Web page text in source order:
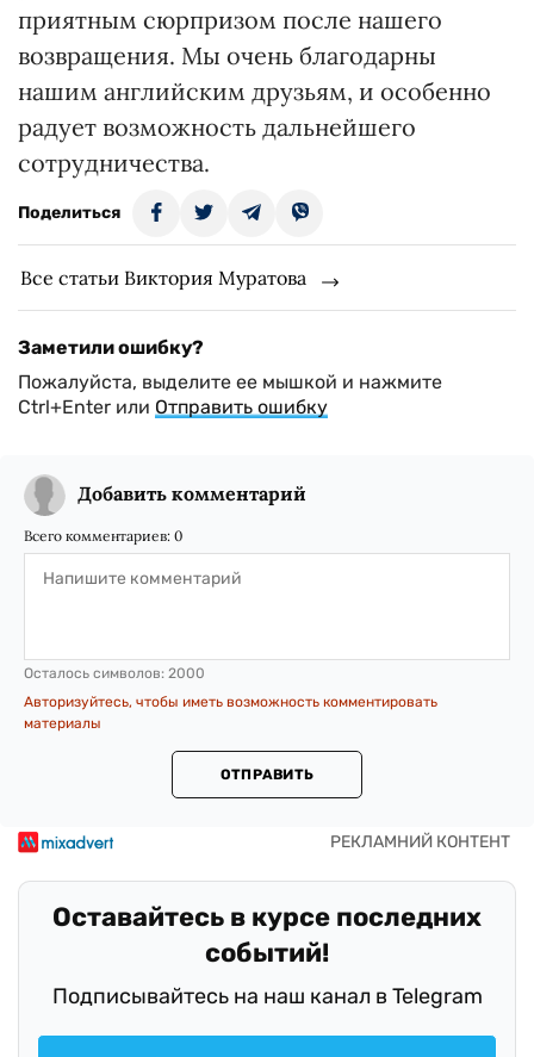
приятным сюрпризом после нашего
возвращения. Мы очень благодарны
нашим английским друзьям, и особенно
радует возможность дальнейшего
сотрудничества.
Поделиться
Все статьи Виктория Муратова
Заметили ошибку?
Пожалуйста, выделите ее мышкой и нажмите
Ctrl+Enter или Отправить ошибку
Добавить комментарий
Всего комментариев: 0
Осталось символов: 2000
Авторизуйтесь, чтобы иметь возможность комментировать
материалы
ОТПРАВИТЬ
Оставайтесь в курсе последних
событий!
Подписывайтесь на наш канал в Telegram